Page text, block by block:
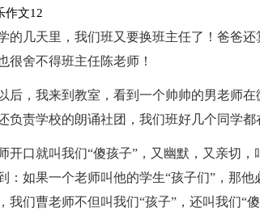
作文12
的几天里，我们班又要换班主任了！爸爸
很舍不得班主任陈老师！
后，我来到教室，看到一个帅帅的男老师
负责学校的朗诵社团，我们班好几个同学都
开口就叫我们“傻孩子”，又幽默，又亲切
：如果一个老师叫他的学生“孩子们”，那
我们曹老师不但叫我们“孩子”，还叫我们“